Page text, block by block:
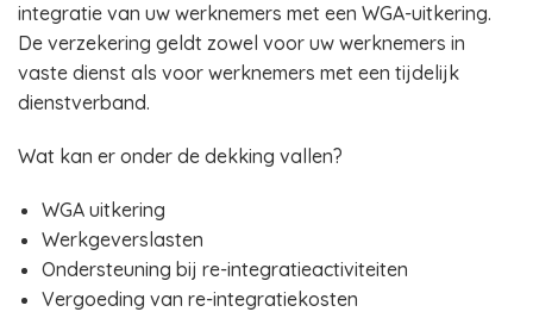
integratie van uw werknemers met een WGA-uitkering.
De verzekering geldt zowel voor uw werknemers in
vaste dienst als voor werknemers met een tijdelijk
dienstverband.
Wat kan er onder de dekking vallen?
WGA uitkering
Werkgeverslasten
Ondersteuning bij re-integratieactiviteiten
Vergoeding van re-integratiekosten